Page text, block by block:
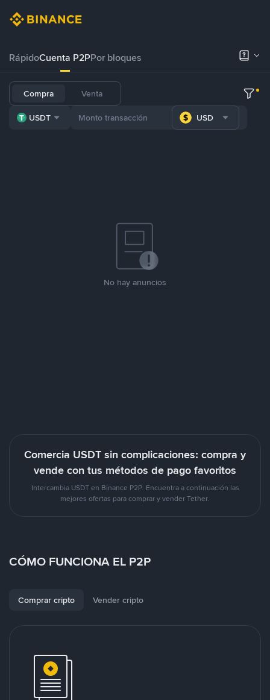
RápidoCuenta P2PPor bloques
Compra Venta
USDT USD
No hay anuncios
Comercia USDT sin complicaciones: compra y
vende con tus métodos de pago favoritos
Intercambia USDT en Binance P2P. Encuentra a continuación las
mejores ofertas para comprar y vender Tether.
CÓMO FUNCIONA EL P2P
Comprar cripto Vender cripto